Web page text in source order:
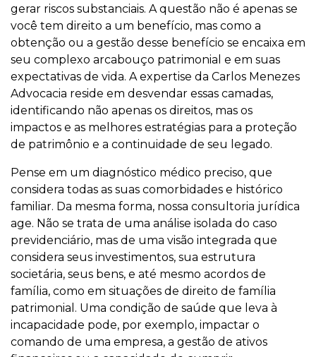
gerar riscos substanciais. A questão não é apenas se
você tem direito a um benefício, mas como a
obtenção ou a gestão desse benefício se encaixa em
seu complexo arcabouço patrimonial e em suas
expectativas de vida. A expertise da Carlos Menezes
Advocacia reside em desvendar essas camadas,
identificando não apenas os direitos, mas os
impactos e as melhores estratégias para a proteção
de patrimônio e a continuidade de seu legado.
Pense em um diagnóstico médico preciso, que
considera todas as suas comorbidades e histórico
familiar. Da mesma forma, nossa consultoria jurídica
age. Não se trata de uma análise isolada do caso
previdenciário, mas de uma visão integrada que
considera seus investimentos, sua estrutura
societária, seus bens, e até mesmo acordos de
família, como em situações de direito de família
patrimonial. Uma condição de saúde que leva à
incapacidade pode, por exemplo, impactar o
comando de uma empresa, a gestão de ativos